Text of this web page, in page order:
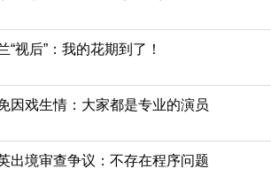
视后”：我的花期到了！
因戏生情：大家都是专业的演员
出境审查争议：不存在程序问题